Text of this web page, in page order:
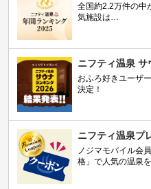
全国約2.2万件の中
気施設は…
ニフティ温泉
おふろ好きユーザ
決定！
ニフティ温泉プ
ノジマモバイル会
格」で人気の温泉